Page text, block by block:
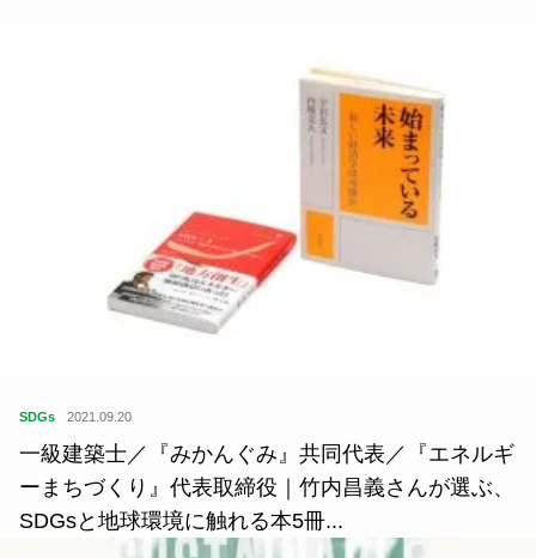
SDGs 2021.09.20
一級建築士／『みかんぐみ』共同代表／『エネルギ
ーまちづくり』代表取締役｜竹内昌義さんが選ぶ、
SDGsと地球環境に触れる本5冊...